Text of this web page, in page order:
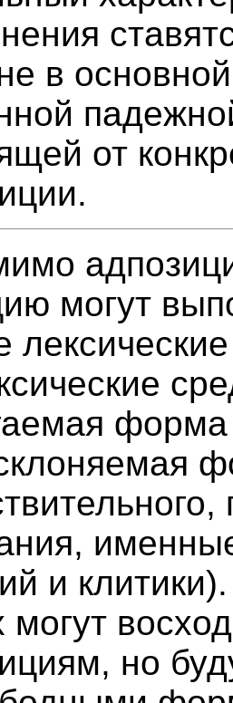
в
от
могут
форма
и
могут
но